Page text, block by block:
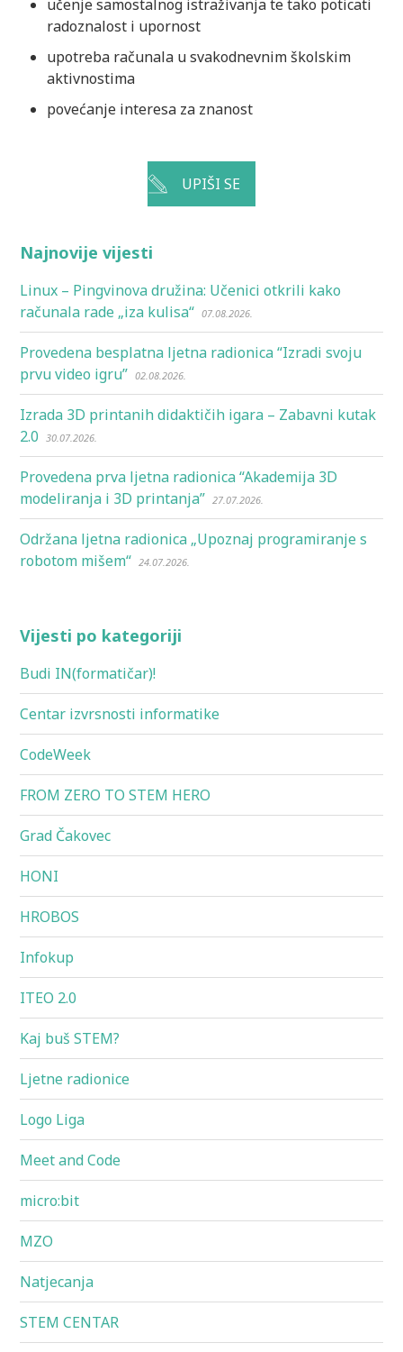
učenje samostalnog istraživanja te tako poticati
radoznalost i upornost
upotreba računala u svakodnevnim školskim
aktivnostima
povećanje interesa za znanost
UPIŠI SE
Najnovije vijesti
Linux – Pingvinova družina: Učenici otkrili kako
računala rade „iza kulisa“ 07.08.2026.
Provedena besplatna ljetna radionica “Izradi svoju
prvu video igru” 02.08.2026.
Izrada 3D printanih didaktičih igara – Zabavni kutak
2.0
30.07.2026.
Provedena prva ljetna radionica “Akademija 3D
modeliranja i 3D printanja” 27.07.2026.
Održana ljetna radionica „Upoznaj programiranje s
robotom mišem“ 24.07.2026.
Vijesti po kategoriji
Budi IN(formatičar)!
Centar izvrsnosti informatike
CodeWeek
FROM ZERO TO STEM HERO
Grad Čakovec
HONI
HROBOS
Infokup
ITEO 2.0
Kaj buš STEM?
Ljetne radionice
Logo Liga
Meet and Code
micro:bit
MZO
Natjecanja
STEM CENTAR